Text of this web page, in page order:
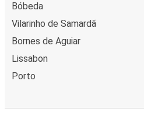
Bóbeda
Vilarinho de Samardã
Bornes de Aguiar
Lissabon
Porto